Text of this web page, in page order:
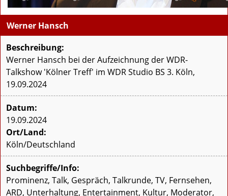
Werner Hansch
Beschreibung:
Werner Hansch bei der Aufzeichnung der WDR-
Talkshow 'Kölner Treff' im WDR Studio BS 3. Köln,
19.09.2024
Datum:
19.09.2024
Ort/Land:
Köln/Deutschland
Suchbegriffe/Info:
Prominenz, Talk, Gespräch, Talkrunde, TV, Fernsehen,
ARD, Unterhaltung, Entertainment, Kultur, Moderator,